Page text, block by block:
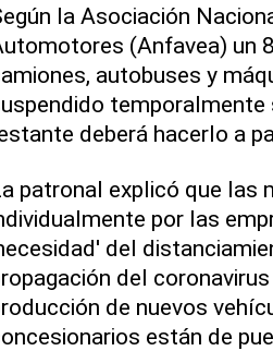
la Asociación
(Anfavea) un
autobuses y
temporalmente
deberá hacerlo a
patronal explicó que las
por las
del
del
de nuevos
están de